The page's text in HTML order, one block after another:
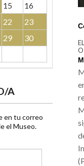
15
16
22
23
29
30
A
en tu correo
el Museo.